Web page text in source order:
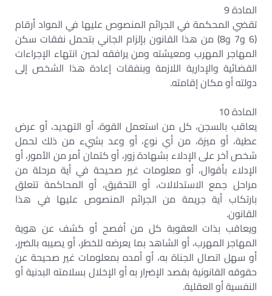
المادة 9
تقضي المحكمة في الجرائم المنصوص عليها في المواد أرقام
(6 و7 و8) من هذا القانون بإلزام الجاني بتحمل نفقات سكن
المهاجر المهرب ومعيشته ومن يرافقه لحين انتهاء الإجراءات
القضائية والإدارية اللازمة وبنفقات إعادة هذا الشخص إلى
دولته أو مكان إقامته.
المادة 10
يعاقب بالسجن، كل من استعمل القوة، أو التهديد، أو عرض
عطية، أو ميزة، من أي نوع، أو وعد بشيء من ذلك لحمل
شخص آخر على الإدلاء بشهادة زور، أو كتمان أمر من الأمور، أو
الإدلاء بأقوال، أو معلومات غير صحيحة في أية مرحلة من
مراحل جمع الاستدلالات، أو التحقيق، أو المحاكمة تتعلق
بارتكاب أية جريمة من الجرائم المنصوص عليها في هذا
القانون.
ويعاقب بذات العقوبة كل من أفصح أو كشف عن هوية
المهاجر المهرب، أو الشاهد بما يعرضه للخطر، أو يصيبه بالضرر،
أو سهل اتصال الجناة به، أو أمده بمعلومات غير صحيحة عن
حقوقه القانونية بقصد الإضرار به أو الإخلال بسلامته البدنية أو
النفسية أو العقلية.